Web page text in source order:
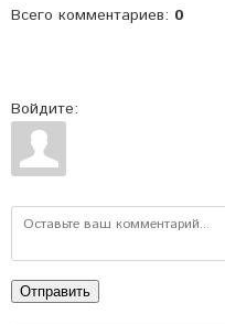
Всего комментариев: 0
Войдите:
Отправить